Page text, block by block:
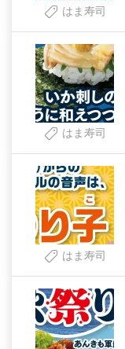
はま寿司
はま寿司
はま寿司